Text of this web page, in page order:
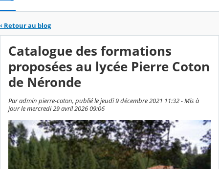
‹ Retour au blog
Catalogue des formations
proposées au lycée Pierre Coton
de Néronde
Par admin pierre-coton, publié le jeudi 9 décembre 2021 11:32 - Mis à
jour le mercredi 29 avril 2026 09:06